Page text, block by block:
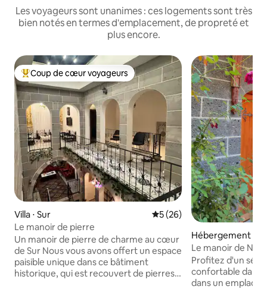
Les voyageurs sont unanimes : ces logements sont très
bien notés en termes d'emplacement, de propreté et
plus encore.
Coups de cœur voyageurs les plus appréciés
Coup de cœur voyageurs
Villa ⋅ Sur Évaluation moyenne sur la
5 (26)
Le manoir de pierre
Un manoir de pierre de charme au cœur
de Sur Nous vous avons offert un espace
paisible unique dans ce bâtiment
historique, qui est recouvert de pierres
Hébergement ⋅
Le manoir de
Profitez d'un
confortable dans
dans un